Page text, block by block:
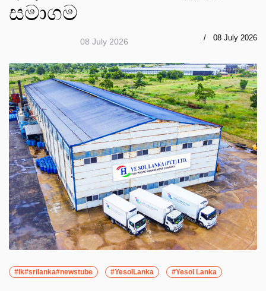
සමාගම
08 July 2026 08 July 2026
#lk#srilanka#newstube #YesolLanka #Yesol Lanka